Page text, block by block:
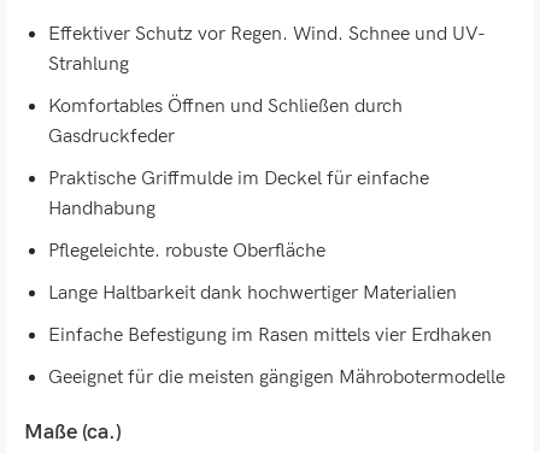
Effektiver Schutz vor Regen. Wind. Schnee und UV-
Strahlung
Komfortables Öffnen und Schließen durch
Gasdruckfeder
Praktische Griffmulde im Deckel für einfache
Handhabung
Pflegeleichte. robuste Oberfläche
Lange Haltbarkeit dank hochwertiger Materialien
Einfache Befestigung im Rasen mittels vier Erdhaken
Geeignet für die meisten gängigen Mährobotermodelle
Maße (ca.)